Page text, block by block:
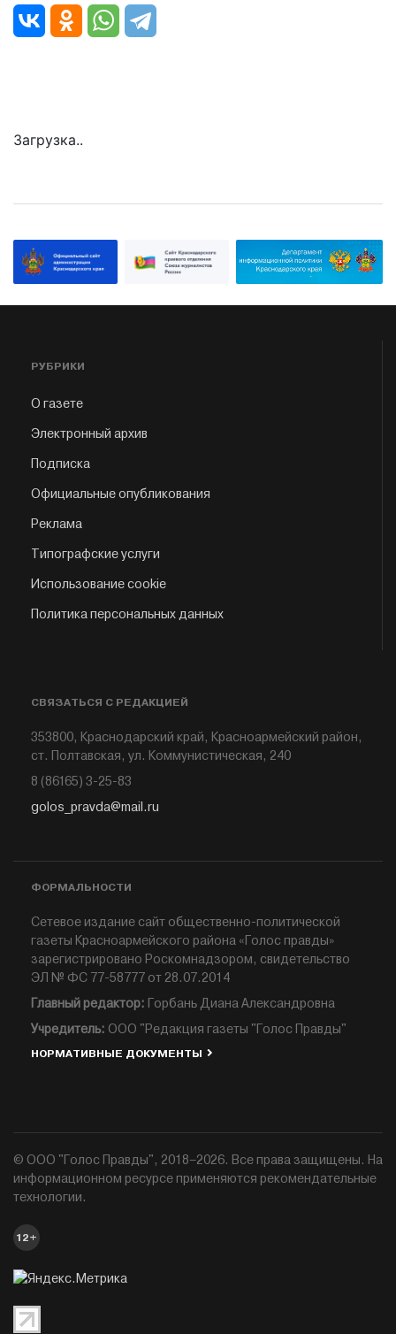
Загрузка..
РУБРИКИ
О газете
Электронный архив
Подписка
Официальные опубликования
Реклама
Типографские услуги
Использование cookie
Политика персональных данных
СВЯЗАТЬСЯ С РЕДАКЦИЕЙ
353800, Краснодарский край, Красноармейский район,
ст. Полтавская, ул. Коммунистическая, 240
8 (86165) 3-25-83
golos_pravda@mail.ru
ФОРМАЛЬНОСТИ
Сетевое издание сайт общественно-политической
газеты Красноармейского района «Голос правды»
зарегистрировано Роскомнадзором, свидетельство
ЭЛ № ФС 77-58777 от 28.07.2014
Главный редактор: Горбань Диана Александровна
Учредитель: ООО "Редакция газеты "Голос Правды"
НОРМАТИВНЫЕ ДОКУМЕНТЫ
© ООО "Голос Правды", 2018–2026. Все права защищены. На
информационном ресурсе применяются рекомендательные
технологии.
12+